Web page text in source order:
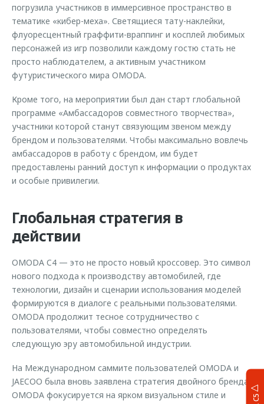
погрузила участников в иммерсивное пространство в
тематике «кибер-меха». Светящиеся тату-наклейки,
флуоресцентный граффити-враппинг и косплей любимых
персонажей из игр позволили каждому гостю стать не
просто наблюдателем, а активным участником
футуристического мира OMODA.
Кроме того, на мероприятии был дан старт глобальной
программе «Амбассадоров совместного творчества»,
участники которой станут связующим звеном между
брендом и пользователями. Чтобы максимально вовлечь
амбассадоров в работу с брендом, им будет
предоставлены ранний доступ к информации о продуктах
и особые привилегии.
Глобальная стратегия в
действии
OMODA C4 — это не просто новый кроссовер. Это символ
нового подхода к производству автомобилей, где
технологии, дизайн и сценарии использования моделей
формируются в диалоге с реальными пользователями.
OMODA продолжит тесное сотрудничество с
пользователями, чтобы совместно определять
следующую эру автомобильной индустрии.
На Международном саммите пользователей OMODA и
JAECOO была вновь заявлена стратегия двойного бренда:
OMODA фокусируется на ярком визуальном стиле и